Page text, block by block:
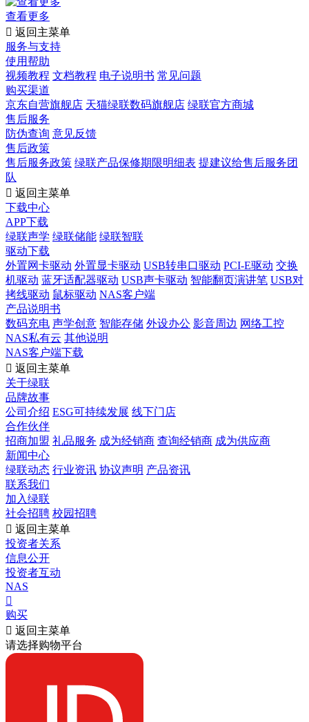
查看更多
 返回主菜单
服务与支持
使用帮助
视频教程 文档教程 电子说明书 常见问题
购买渠道
京东自营旗舰店 天猫绿联数码旗舰店 绿联官方商城
售后服务
防伪查询 意见反馈
售后政策
售后服务政策 绿联产品保修期限明细表 提建议给售后服务团
队
 返回主菜单
下载中心
APP下载
绿联声学 绿联储能 绿联智联
驱动下载
外置网卡驱动 外置显卡驱动 USB转串口驱动 PCI-E驱动 交换
机驱动 蓝牙适配器驱动 USB声卡驱动 智能翻页演讲笔 USB对
拷线驱动 鼠标驱动 NAS客户端
产品说明书
数码充电 声学创意 智能存储 外设办公 影音周边 网络工控
NAS私有云 其他说明
NAS客户端下载
 返回主菜单
关于绿联
品牌故事
公司介绍 ESG可持续发展 线下门店
合作伙伴
招商加盟 礼品服务 成为经销商 查询经销商 成为供应商
新闻中心
绿联动态 行业资讯 协议声明 产品资讯
联系我们
加入绿联
社会招聘 校园招聘
 返回主菜单
投资者关系
信息公开
投资者互动
NAS

购买
 返回主菜单
请选择购物平台